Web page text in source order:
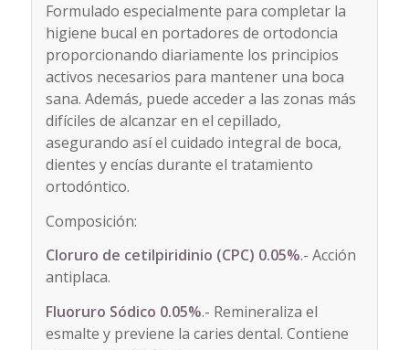
Formulado especialmente para completar la
higiene bucal en portadores de ortodoncia
proporcionando diariamente los principios
activos necesarios para mantener una boca
sana. Además, puede acceder a las zonas más
difíciles de alcanzar en el cepillado,
asegurando así el cuidado integral de boca,
dientes y encías durante el tratamiento
ortodóntico.
Composición:
Cloruro de cetilpiridinio (CPC) 0.05%.- Acción
antiplaca.
Fluoruro Sódico 0.05%.- Remineraliza el
esmalte y previene la caries dental. Contiene